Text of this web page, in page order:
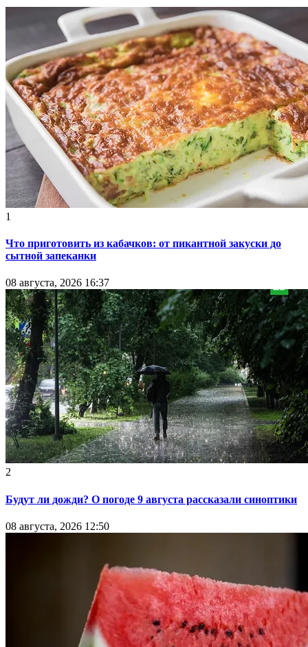
1
Что приготовить из кабачков: от пикантной закуски до
сытной запеканки
08 августа, 2026 16:37
2
Будут ли дожди? О погоде 9 августа рассказали синоптики
08 августа, 2026 12:50